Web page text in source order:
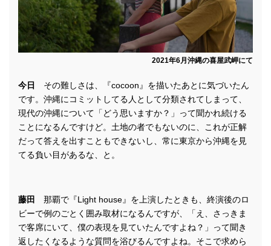
2021年6月沖縄の喜屋武岬にて
今日
その難しさは、『cocoon』を描いたあとに気づいたん
です。沖縄にコミットしてる人として分類されてしまって、
現代の沖縄について「どう思いますか？」って聞かれ続ける
ことになるんですけど。土地の者でもないのに、これが正解
だって答えを出すこともできないし、常に東京から沖縄を見
てる負い目があるな、と。
藤田
那覇で『Light house』を上演したときも、終演後のロ
ビーで例のごとく囲み取材になるんですが、「え、さっきま
で客席にいて、僕の表現を見ていたんですよね？」って聞き
返したくなるような質問を浴びるんですよね。そこで求めら